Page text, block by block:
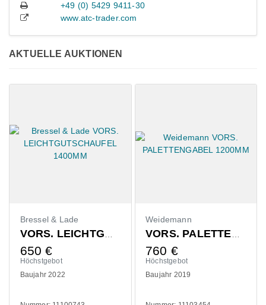
+49 (0) 5429 9411-30
www.atc-trader.com
AKTUELLE AUKTIONEN
Bressel & Lade
VORS. LEICHTGUTSCHAUFEL 1400MM
650 €
Höchstgebot
Baujahr 2022
Weidemann
VORS. PALETTENGABEL 1200MM
760 €
Höchstgebot
Baujahr 2019